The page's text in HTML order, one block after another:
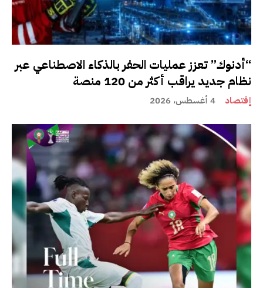
“أدنوك” تعزز عمليات الحفر بالذكاء الاصطناعي عبر
نظام جديد يراقب أكثر من 120 منصة
إقتصاد 4 أغسطس، 2026